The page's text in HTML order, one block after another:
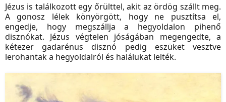
Jézus is találkozott egy őrülttel, akit az ördög szállt meg.
A gonosz lélek könyörgött, hogy ne pusztítsa el,
engedje, hogy megszállja a hegyoldalon pihenő
disznókat. Jézus végtelen jóságában megengedte, a
kétezer gadarénus disznó pedig eszüket vesztve
lerohantak a hegyoldalról és halálukat lelték.